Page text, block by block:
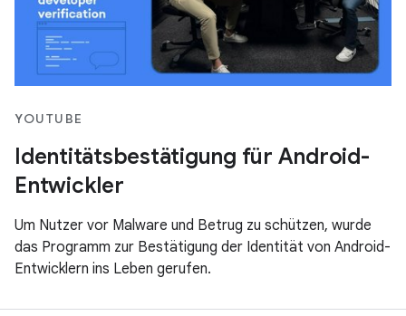
YOUTUBE
Identitätsbestätigung für Android-
Entwickler
Um Nutzer vor Malware und Betrug zu schützen, wurde
das Programm zur Bestätigung der Identität von Android-
Entwicklern ins Leben gerufen.